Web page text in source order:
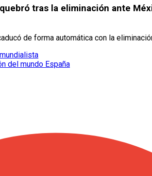
tras la eliminación ante
de forma automática con la
del mundo España